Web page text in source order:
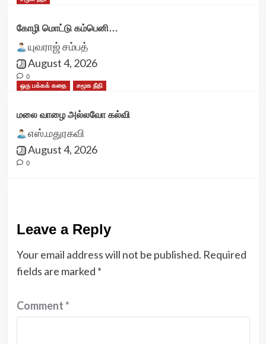
கோழி மொட்டு கம்பெனி…
யுவராஜ் சம்பத்
August 4, 2026
0
ஒரு பக்கக் கதை
சமூக நீதி
மலை வாழை அல்லவோ கல்வி
எஸ்.மதுரகவி
August 4, 2026
0
Leave a Reply
Your email address will not be published. Required
fields are marked *
Comment*